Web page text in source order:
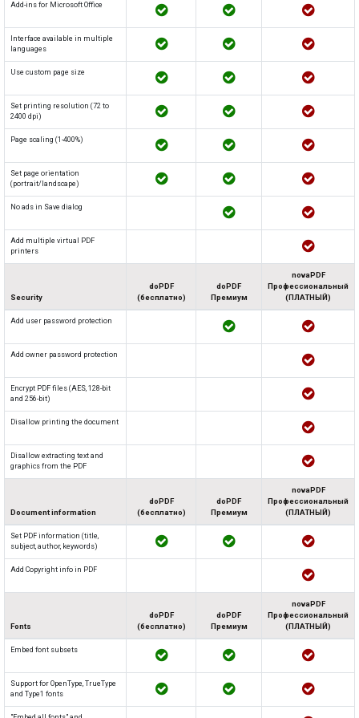
Add-ins for Microsoft Office
Interface available in multiple
languages
Use custom page size
Set printing resolution (72 to
2400 dpi)
Page scaling (1-400%)
Set page orientation
(portrait/landscape)
No ads in Save dialog
Add multiple virtual PDF
printers
Security
doPDF
(бесплатно)
doPDF
Премиум
novaPDF
Профессиональный
(ПЛАТНЫЙ)
Add user password protection
Add owner password protection
Encrypt PDF files (AES, 128-bit
and 256-bit)
Disallow printing the document
Disallow extracting text and
graphics from the PDF
Document information
doPDF
(бесплатно)
doPDF
Премиум
novaPDF
Профессиональный
(ПЛАТНЫЙ)
Set PDF information (title,
subject, author, keywords)
Add Copyright info in PDF
Fonts
doPDF
(бесплатно)
doPDF
Премиум
novaPDF
Профессиональный
(ПЛАТНЫЙ)
Embed font subsets
Support for OpenType, TrueType
and Type1 fonts